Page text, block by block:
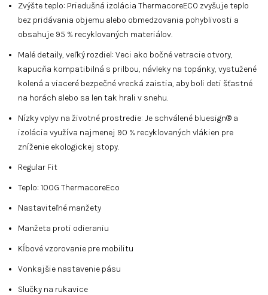
Zvýšte teplo: Priedušná izolácia ThermacoreECO zvyšuje teplo
bez pridávania objemu alebo obmedzovania pohyblivosti a
obsahuje 95 % recyklovaných materiálov.
Malé detaily, veľký rozdiel: Veci ako bočné vetracie otvory,
kapucňa kompatibilná s prilbou, návleky na topánky, vystužené
kolená a viaceré bezpečné vrecká zaistia, aby boli deti šťastné
na horách alebo sa len tak hrali v snehu.
Nízky vplyv na životné prostredie: Je schválené bluesign® a
izolácia využíva najmenej 90 % recyklovaných vlákien pre
zníženie ekologickej stopy.
Regular Fit
Teplo: 100G ThermacoreEco
Nastaviteľné manžety
Manžeta proti odieraniu
Kĺbové vzorovanie pre mobilitu
Vonkajšie nastavenie pásu
Slučky na rukavice